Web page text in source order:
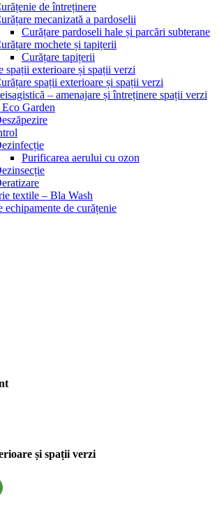
de întreținere
mecanizată a pardoselii
Curățare pardoseli hale și parcări subterane
mochete și tapițerii
Curățare tapițerii
spații exterioare și spații verzi
spații exterioare și spații verzi
– amenajare și întreținere spații verzi
Eco Garden
Purificarea aerului cu ozon
textile – Bla Wash
echipamente de curățenie
și spații verzi​